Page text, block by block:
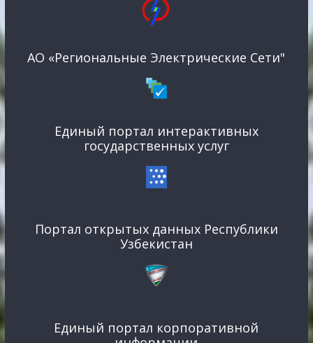
АО «Региональные Электрические Сети"
Единый портал интерактивных
государственных услуг
Портал открытых данных Республики
Узбекистан
Единый портал корпоративной